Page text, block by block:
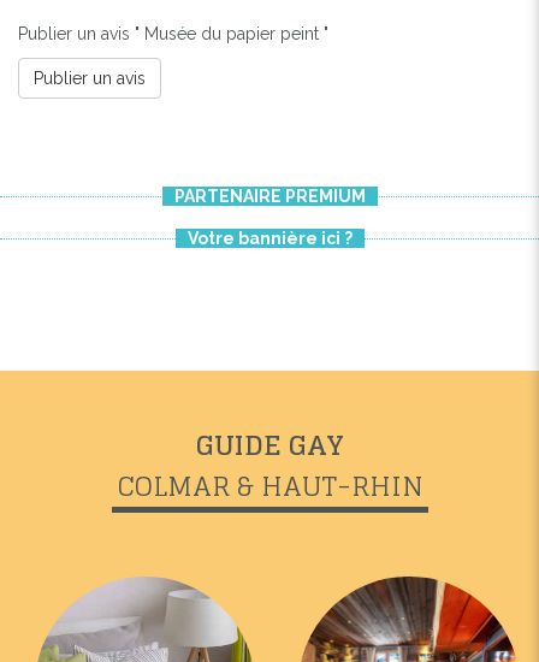
Publier un avis " Musée du papier peint "
Publier un avis
PARTENAIRE PREMIUM
Votre bannière ici ?
GUIDE GAY
COLMAR & HAUT-RHIN